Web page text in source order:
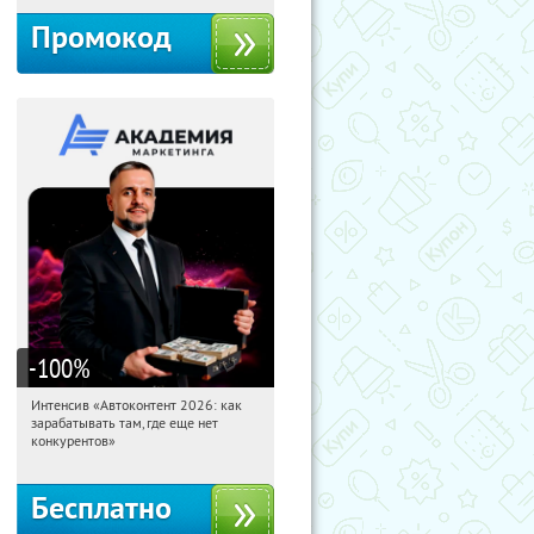
Промокод
-100%
18:46:13 Получили:
Россия
Интенсив «Автоконтент 2026: как
зарабатывать там, где еще нет
конкурентов»
Бесплатно